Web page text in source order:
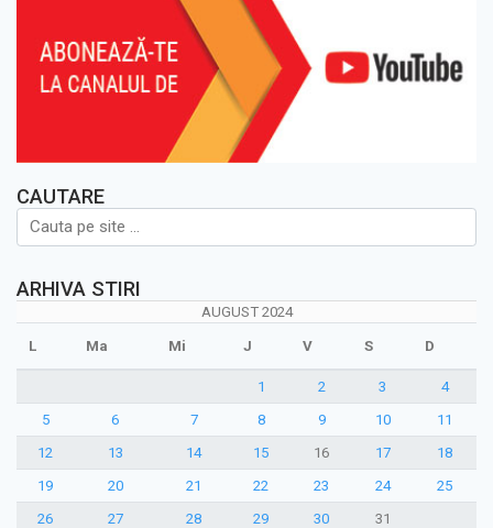
CAUTARE
ARHIVA STIRI
AUGUST 2024
L Ma Mi J V S D
1 2 3
4
5
6 7 8 9 10
11
12
13 14 15 16 17
18
19
20 21 22 23 24
25
26
27 28 29 30 31